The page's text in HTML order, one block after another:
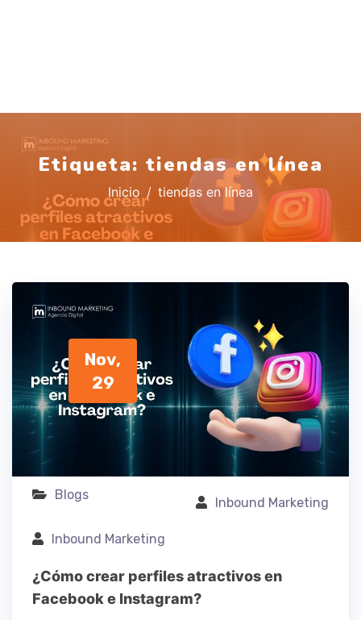
Etiqueta: tiendas en línea
Inicio tiendas en línea
Nov,
29
Blogs
Inbound Marketing
Inbound Marketing
¿Cómo crear perfiles atractivos en
Facebook e Instagram?